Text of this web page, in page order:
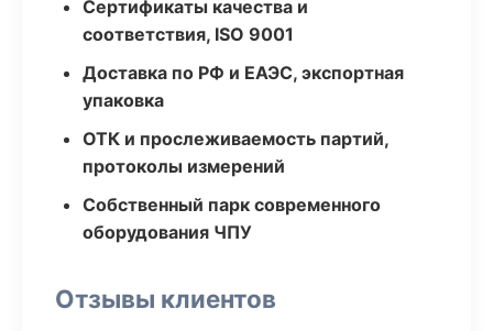
Сертификаты качества и
соответствия, ISO 9001
Доставка по РФ и ЕАЭС, экспортная
упаковка
ОТК и прослеживаемость партий,
протоколы измерений
Собственный парк современного
оборудования ЧПУ
Отзывы клиентов